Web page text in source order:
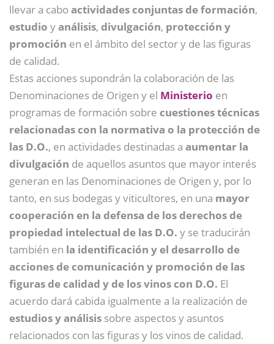
llevar a caboactividades conjuntas de formación,
estudio yanálisis, divulgación, protección y
promoción en el ámbito del sector y de las figuras
de calidad.
Estas acciones supondrán la colaboración de las
Denominaciones de Origen y el Ministerio en
programas de formación sobre cuestiones técnicas
relacionadas con la normativa o la protección de
las D.O., en actividades destinadas a aumentar la
divulgación de aquellos asuntos que mayor interés
generan en las Denominaciones de Origen y, por lo
tanto, en sus bodegas y viticultores, en una mayor
cooperación en la defensa de los derechos de
propiedad intelectual de las D.O. y se traducirán
también en la identificación y el desarrollo de
acciones de comunicación y promoción de las
figuras de calidad y de los vinos con D.O. El
acuerdo dará cabida igualmente a la realización de
estudios y análisis sobre aspectos y asuntos
relacionados con las figuras y los vinos de calidad.